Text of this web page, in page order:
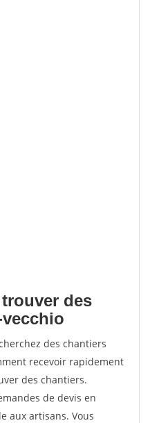
des
des chantiers
recevoir rapidement
des chantiers.
de devis en
aux artisans. Vous